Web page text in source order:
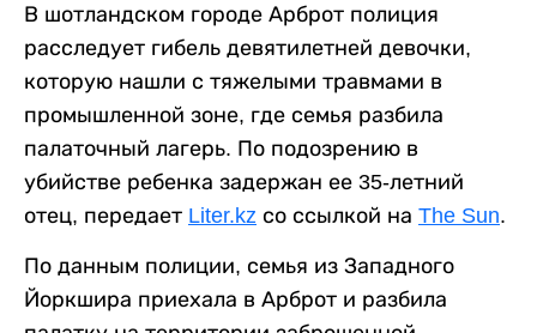
В шотландском городе Арброт полиция
расследует гибель девятилетней девочки,
которую нашли с тяжелыми травмами в
промышленной зоне, где семья разбила
палаточный лагерь. По подозрению в
убийстве ребенка задержан ее 35-летний
отец, передает Liter.kz со ссылкой на The Sun.
По данным полиции, семья из Западного
Йоркшира приехала в Арброт и разбила